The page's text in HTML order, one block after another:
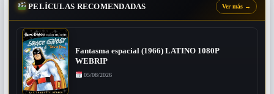
PELÍCULAS RECOMENDADAS Ver más →
Fantasma espacial (1966) LATINO 1080P
WEBRIP
05/08/2026